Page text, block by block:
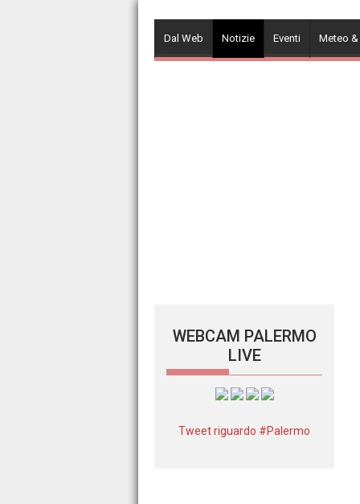
contentDal Web Notizie Eventi Meteo
WEBCAM PALERMO
LIVE
Tweet riguardo #Palermo